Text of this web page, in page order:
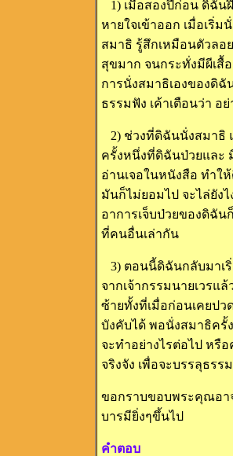
1) เมื่อสองปีก่อน ดิฉัน
หายใจเข้าออก เมื่อเริ่
สมาธิ รู้สึกเหมือนตัวลอ
สุขมาก จนกระทั่งมีผีเสื้
การนั่งสมาธิเองของดิ
ธรรมฟัง เค้าเตือนว่า อ
2) ช่วงที่ดิฉันนั่งสมาธิ
ครั้งหนึ่งที่ดิฉันป่วยและ
อ่านเจอในหนังสือ ทำใ
มันก็ไม่ยอมไป จะไล่ยัง
อาการเจ็บป่วยของดิฉัน
ที่คนอื่นเล่ากัน
3) ตอนนี้ดิฉันกลับมาเ
จากเจ้ากรรมนายเวรแ
ซ้ายทั้งที่เมื่อก่อนเคยป
บังคับได้ พอนั่งสมาธิครั้
จะทำอย่างไรต่อไป หรื
จริงจัง เพื่อจะบรรลุธรรม
ขอกราบขอบพระคุณอา
บารมียิ่งๆขึ้นไป
คำตอบ